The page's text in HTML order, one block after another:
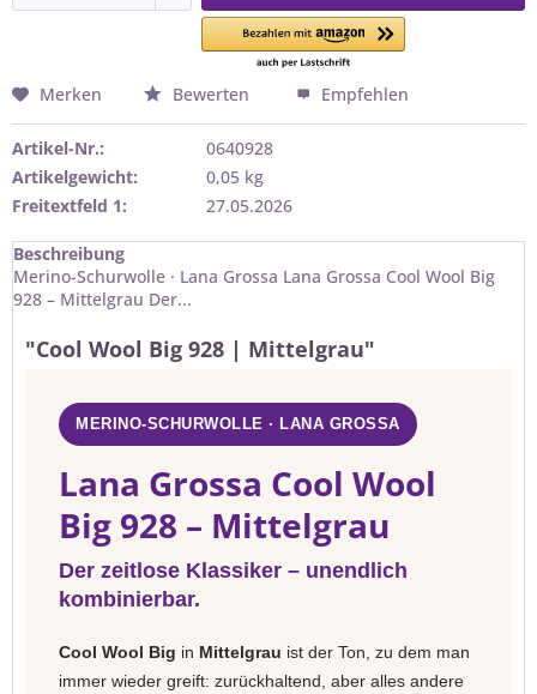
Merken Bewerten Empfehlen
Artikel-Nr.:
0640928
Artikelgewicht:
0,05 kg
Freitextfeld 1:
27.05.2026
Beschreibung
Merino-Schurwolle · Lana Grossa Lana Grossa Cool Wool Big
928 – Mittelgrau Der...
"Cool Wool Big 928 | Mittelgrau"
MERINO-SCHURWOLLE · LANA GROSSA
Lana Grossa Cool Wool
Big 928 – Mittelgrau
Der zeitlose Klassiker – unendlich
kombinierbar.
Cool Wool Big in Mittelgrau ist der Ton, zu dem man
immer wieder greift: zurückhaltend, aber alles andere